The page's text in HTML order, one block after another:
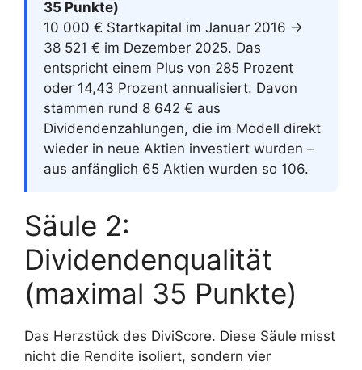
35 Punkte)
10 000 € Startkapital im Januar 2016 →
38 521 € im Dezember 2025. Das
entspricht einem Plus von 285 Prozent
oder 14,43 Prozent annualisiert. Davon
stammen rund 8 642 € aus
Dividendenzahlungen, die im Modell direkt
wieder in neue Aktien investiert wurden –
aus anfänglich 65 Aktien wurden so 106.
Säule 2:
Dividendenqualität
(maximal 35 Punkte)
Das Herzstück des DiviScore. Diese Säule misst
nicht die Rendite isoliert, sondern vier